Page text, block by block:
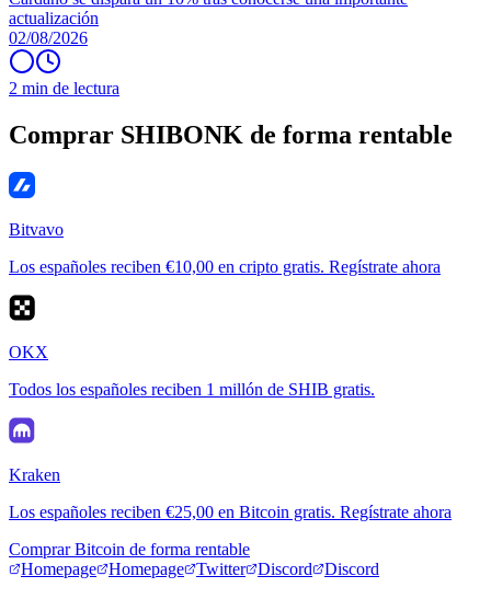
actualización
02/08/2026
2 min de lectura
Comprar SHIBONK de forma rentable
Bitvavo
Los españoles reciben €10,00 en cripto gratis. Regístrate ahora
OKX
Todos los españoles reciben 1 millón de SHIB gratis.
Kraken
Los españoles reciben €25,00 en Bitcoin gratis. Regístrate ahora
Comprar Bitcoin de forma rentable
Homepage
Homepage Twitter Discord Discord